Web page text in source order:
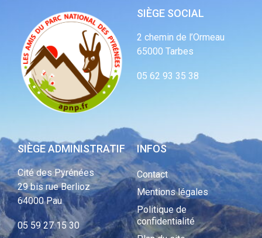
SIÈGE SOCIAL
2 chemin de l’Ormeau
65000 Tarbes
05 62 93 35 38
SIÈGE ADMINISTRATIF
Cité des Pyrénées
29 bis rue Berlioz
64000 Pau
05 59 27 15 30
INFOS
Contact
Mentions légales
Politique de
confidentialité